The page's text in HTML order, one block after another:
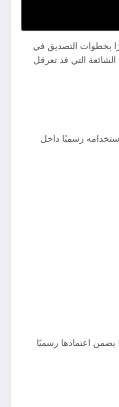
بخطوات التصديق في
التي قد تعرقل
رسميًا داخل
يضمن اعتمادها رسميًا